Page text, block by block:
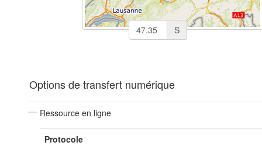
S
Options de transfert numérique
Ressource en ligne
Protocole